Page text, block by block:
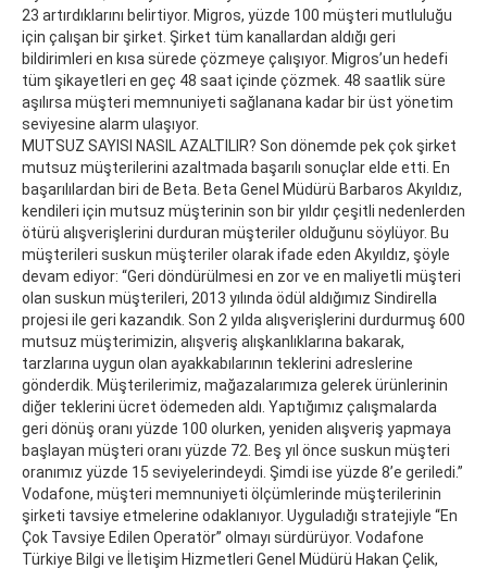
23 artırdıklarını belirtiyor. Migros, yüzde 100 müşteri mutluluğu
için çalışan bir şirket. Şirket tüm kanallardan aldığı geri
bildirimleri en kısa sürede çözmeye çalışıyor. Migros’un hedefi
tüm şikayetleri en geç 48 saat içinde çözmek. 48 saatlik süre
aşılırsa müşteri memnuniyeti sağlanana kadar bir üst yönetim
seviyesine alarm ulaşıyor.
MUTSUZ SAYISI NASIL AZALTILIR? Son dönemde pek çok şirket
mutsuz müşterilerini azaltmada başarılı sonuçlar elde etti. En
başarılılardan biri de Beta. Beta Genel Müdürü Barbaros Akyıldız,
kendileri için mutsuz müşterinin son bir yıldır çeşitli nedenlerden
ötürü alışverişlerini durduran müşteriler olduğunu söylüyor. Bu
müşterileri suskun müşteriler olarak ifade eden Akyıldız, şöyle
devam ediyor: “Geri döndürülmesi en zor ve en maliyetli müşteri
olan suskun müşterileri, 2013 yılında ödül aldığımız Sindirella
projesi ile geri kazandık. Son 2 yılda alışverişlerini durdurmuş 600
mutsuz müşterimizin, alışveriş alışkanlıklarına bakarak,
tarzlarına uygun olan ayakkabılarının teklerini adreslerine
gönderdik. Müşterilerimiz, mağazalarımıza gelerek ürünlerinin
diğer teklerini ücret ödemeden aldı. Yaptığımız çalışmalarda
geri dönüş oranı yüzde 100 olurken, yeniden alışveriş yapmaya
başlayan müşteri oranı yüzde 72. Beş yıl önce suskun müşteri
oranımız yüzde 15 seviyelerindeydi. Şimdi ise yüzde 8’e geriledi.”
Vodafone, müşteri memnuniyeti ölçümlerinde müşterilerinin
şirketi tavsiye etmelerine odaklanıyor. Uyguladığı stratejiyle “En
Çok Tavsiye Edilen Operatör” olmayı sürdürüyor. Vodafone
Türkiye Bilgi ve İletişim Hizmetleri Genel Müdürü Hakan Çelik,